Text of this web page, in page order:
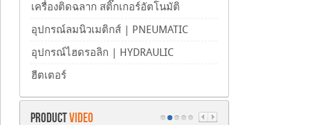
เครื่องติดฉลาก สติ๊กเกอร์อัตโนมัติ
อุปกรณ์ลมนิวเมติกส์ | PNEUMATIC
อุปกรณ์ไฮดรอลิก | HYDRAULIC
ฮีตเตอร์
PRODUCTVIDEO